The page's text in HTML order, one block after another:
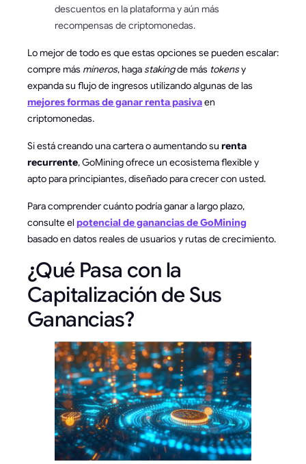
descuentos en la plataforma y aún más
recompensas de criptomonedas.
Lo mejor de todo es que estas opciones se pueden escalar:
compre más mineros, hagastakingde más tokensy
expanda su flujo de ingresos utilizando algunas de las
mejores formas de ganar renta pasivaen
criptomonedas.
Si está creando una cartera o aumentando su renta
recurrente, GoMining ofrece un ecosistema flexible y
apto para principiantes, diseñado para crecer con usted.
Para comprender cuánto podría ganar a largo plazo,
consulte el potencial de ganancias de GoMining
basado en datos reales de usuarios y rutas de crecimiento.
¿Qué Pasa con la
Capitalización de Sus
Ganancias?